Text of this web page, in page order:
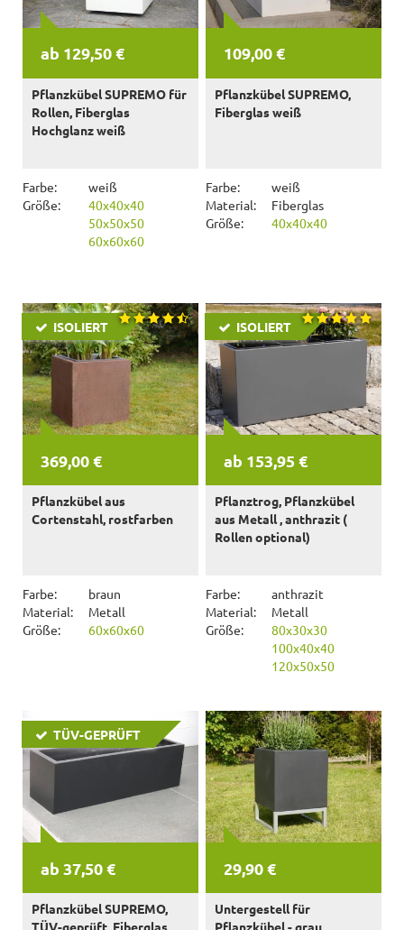
ab 129,50 €
Pflanzkübel SUPREMO für
Rollen, Fiberglas
Hochglanz weiß
Farbe:
weiß
Größe:
40x40x40
50x50x50
60x60x60
109,00 €
Pflanzkübel SUPREMO,
Fiberglas weiß
Farbe:
weiß
Material:
Fiberglas
Größe:
40x40x40
ISOLIERT
369,00 €
Pflanzkübel aus
Cortenstahl, rostfarben
Farbe:
braun
Material:
Metall
Größe:
60x60x60
ISOLIERT
ab 153,95 €
Pflanztrog, Pflanzkübel
aus Metall , anthrazit (
Rollen optional)
Farbe:
anthrazit
Material:
Metall
Größe:
80x30x30
100x40x40
120x50x50
TÜV-GEPRÜFT
ab 37,50 €
Pflanzkübel SUPREMO,
TÜV-geprüft, Fiberglas
29,90 €
Untergestell für
Pflanzkübel - grau